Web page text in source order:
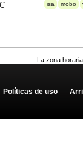
isa mobo
La zona
Políticas de uso -